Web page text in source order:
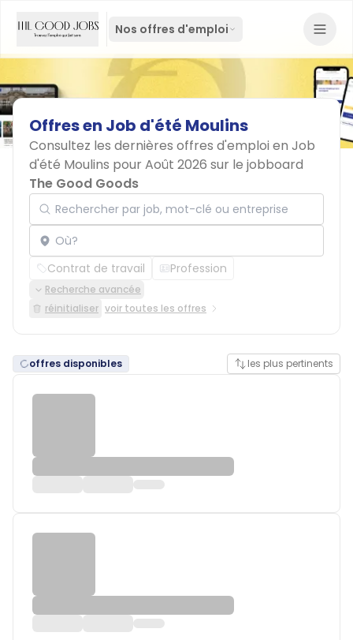
Nos offres d'emploi
Offresen Job d'été Moulins
Consultez les dernières offres d'emploi en Job
d'été Moulins pour Août 2026 sur le jobboard
The Good Goods
Rechercher par job, mot-clé ou entreprise
Localisation
Contrat de travail Profession
Recherche avancée
réinitialiser voir toutes les offres
offres disponibles les plus pertinents